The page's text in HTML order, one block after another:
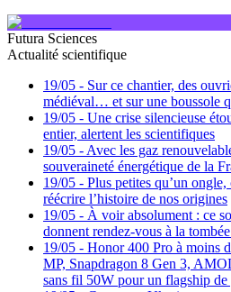
Futura Sciences
Actualité scientifique
19/05 - Sur ce chantier, des
médiéval… et sur une boussole
19/05 - Une crise silencieuse
entier, alertent les scientifiques
19/05 - Avec les gaz
souveraineté énergétique de la
19/05 - Plus petites qu’un
réécrire l’histoire de nos origines
19/05 - À voir absolument : ce
donnent rendez-vous à la
19/05 - Honor 400 Pro à moins
MP, Snapdragon 8 Gen 3,
sans fil 50W pour un flagship de